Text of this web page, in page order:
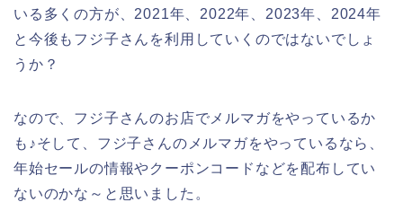
いる多くの方が、2021年、2022年、2023年、2024年
と今後もフジ子さんを利用していくのではないでしょ
うか？
なので、フジ子さんのお店でメルマガをやっているか
も♪そして、フジ子さんのメルマガをやっているなら、
年始セールの情報やクーポンコードなどを配布してい
ないのかな～と思いました。